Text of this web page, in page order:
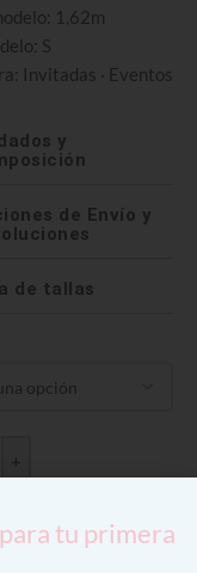
1,62m
S
Invitadas · Eventos
y
de Envío y
de tallas
+
tu primera